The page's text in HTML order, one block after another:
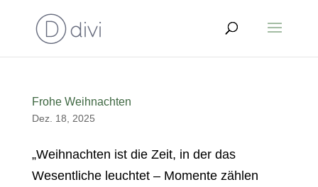
Frohe Weihnachten
Dez. 18, 2025
„Weihnachten ist die Zeit, in der das
Wesentliche leuchtet – Momente zählen